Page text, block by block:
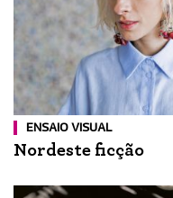
ENSAIO VISUAL
Nordeste ficção